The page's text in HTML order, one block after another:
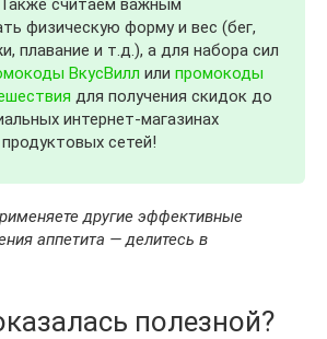
считаем важным
физическую форму и вес (бег,
плавание и т.д.), а для набора сил
ВкусВилл или промокоды
для получения скидок до
интернет-магазинах
сетей!
другие эффективные
аппетита — делитесь в
полезной?